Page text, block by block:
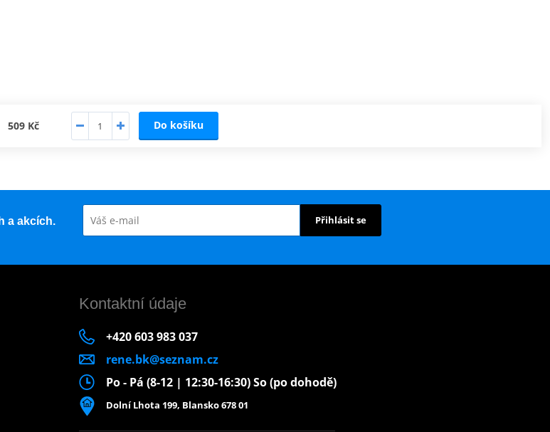
509 Kč Do košíku
a akcích. Přihlásit se
Kontaktní údaje
+420 603 983 037
rene.bk@seznam.cz
Po - Pá (8-12 | 12:30-16:30) So (po dohodě)
Dolní Lhota 199, Blansko 678 01